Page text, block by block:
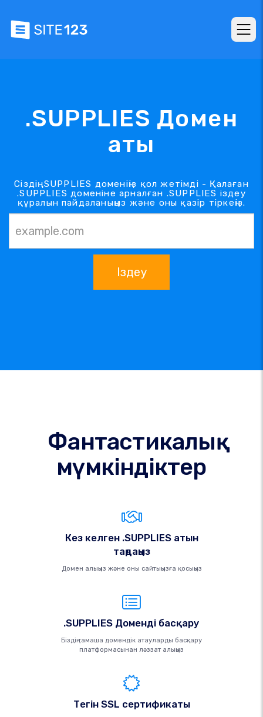
.SUPPLIES Домен
аты
Сіздің .SUPPLIES доменіңіз қол жетімді - Қалаған
.SUPPLIES доменіне арналған .SUPPLIES іздеу
құралын пайдаланыңыз және оны қазір тіркеңіз.
Іздеу
Фантастикалық
мүмкіндіктер
Кез келген .SUPPLIES атын
таңдаңыз
Домен алыңыз және оны сайтыңызға қосыңыз
.SUPPLIES Доменді басқару
Біздің тамаша домендік атауларды басқару
платформасынан ләззат алыңыз
Тегін SSL сертификаты